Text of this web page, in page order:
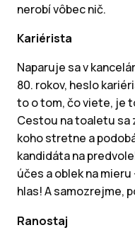
nerobí vôbec nič.
Kariérista
Naparuje sa v
80. rokov, heslo
to o tom, čo viete, je
Cestou na toaletu sa
koho stretne a
kandidáta na
účes a oblek na
hlas! A samozrejme,
Ranostaj